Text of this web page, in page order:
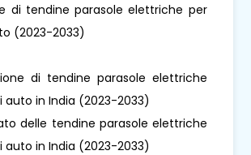
di tendine parasole elettriche per
(2023-2033)
di tendine parasole elettriche
auto in India (2023-2033)
delle tendine parasole elettriche
auto in India (2023-2033)